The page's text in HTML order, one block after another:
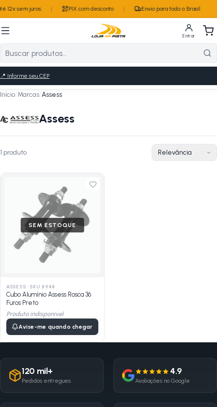
12x sem juros | PIX com desconto | Envio para todo o Brasil
Entrar
📍 Informe seu CEP
Início/Marcas/Assess
Assess
1 produto
SEM ESTOQUE
ASSESS · SKU 8948
Cubo Alumínio Assess Rosca 36
Furos Preto
Produto indisponivel
Avise-me quando chegar
120 mil+
Pedidos entregues
4.9
Avaliações no Google